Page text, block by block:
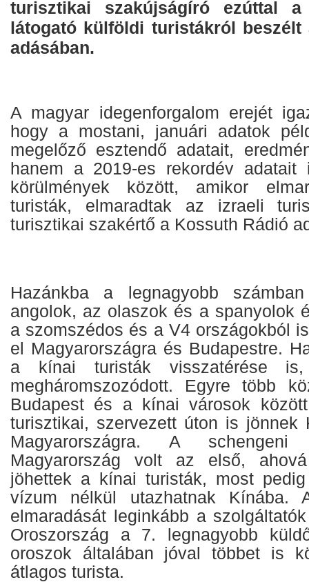
turisztikai szakújságíró ezúttal a
látogató külföldi turistákról beszélt
adásában.
A magyar idegenforgalom erejét
hogy a mostani, januári adatok
megelőző esztendő adatait,
hanem a 2019-es rekordév adatait
körülmények között, amikor
turisták, elmaradtak az izraeli
turisztikai szakértő a Kossuth Rádió
Hazánkba a legnagyobb
angolok, az olaszok és a spanyolok
a szomszédos és a V4 országokból
el Magyarországra és Budapestre.
a kínai turisták visszatérése
megháromszozódott. Egyre több
Budapest és a kínai városok
turisztikai, szervezett úton is jönnek
Magyarországra. A
Magyarország volt az első,
jöhettek a kínai turisták, most
vízum nélkül utazhatnak Kínába.
elmaradását leginkább a
Oroszország a 7. legnagyobb
oroszok általában jóval többet is
átlagos turista.